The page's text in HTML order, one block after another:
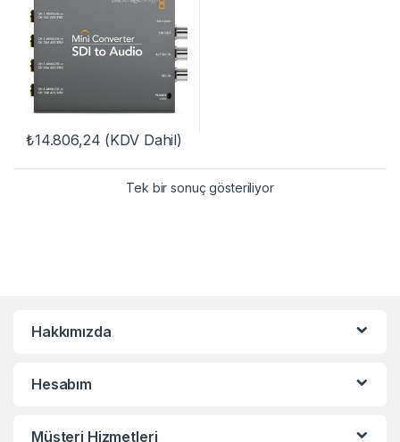
₺14.806,24 (KDV Dahil)
Tek bir sonuç gösteriliyor
Hakkımızda
Hesabım
Müşteri Hizmetleri